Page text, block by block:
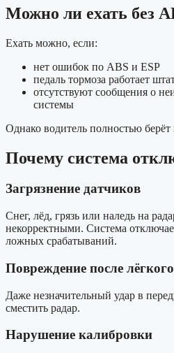
Можно ли ехать без
Ехать можно, если:
нет ошибок по ABS и ESP
педаль тормоза работает
отсутствуют сообщения о
системы
Однако водитель полностью берёт
Почему система
Загрязнение датчиков
Снег, лёд, грязь или наледь на
некорректными. Система
ложных срабатываний.
Повреждение после
Даже незначительный удар в
сместить радар.
Нарушение калибровки